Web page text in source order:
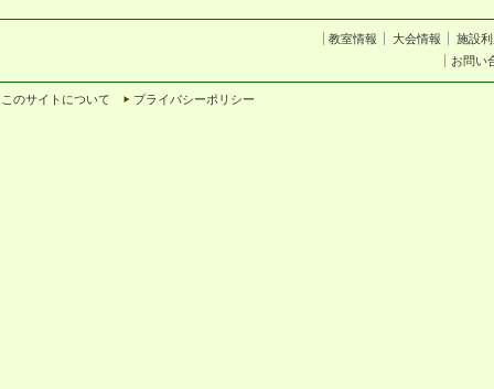
教室情報 大会情報
施設
お問い
このサイトについて プライバシーポリシー